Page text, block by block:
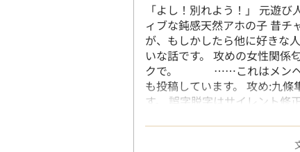
「よし！別れよう！」 元遊
ィブな鈍感天然アホの子 昔チ
が、もしかしたら他に好きな
いな話です。 攻めの女性関係
クで。 ……これはメンヘラ
も投稿しています。 攻め:九
す。 誤字脱字はサイレント修
ます。 定期的にタグ整理し
ださい。 見つけ次第削除いた